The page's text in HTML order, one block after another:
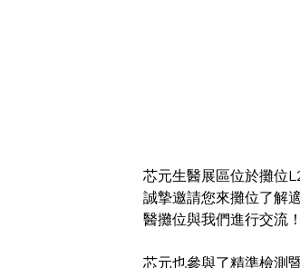
芯元生醫展區位於攤位
誠摯邀請您來攤位了解
醫攤位與我們進行交流！
芯元也參與了精準檢測